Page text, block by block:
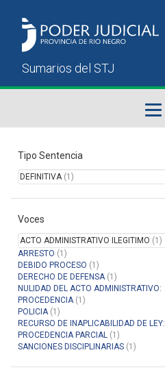
Sumarios del STJ
Manual del Usuario
Tipo Sentencia
DEFINITIVA(1)
Voces
ACTO ADMINISTRATIVO ILEGITIMO (1)
ARRESTO (1)
DEBIDO PROCESO (1)
DERECHO DE DEFENSA(1)
NULIDAD DEL ACTO ADMINISTRATIVO:
PROCEDENCIA(1)
POLICIA(1)
RECURSO DE INAPLICABILIDAD DE LEY:
PROCEDENCIA PARCIAL (1)
SANCIONES DISCIPLINARIAS (1)